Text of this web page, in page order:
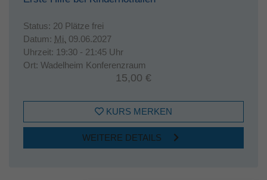
Status: 20 Plätze frei
Datum: Mi. 09.06.2027
Uhrzeit: 19:30 - 21:45 Uhr
Ort: Wadelheim Konferenzraum
15,00 €
KURS MERKEN
WEITERE DETAILS